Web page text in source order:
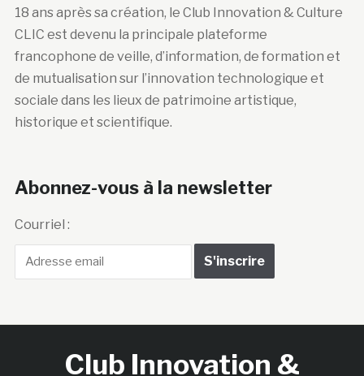
18 ans après sa création, le Club Innovation & Culture
CLIC est devenu la principale plateforme
francophone de veille, d’information, de formation et
de mutualisation sur l’innovation technologique et
sociale dans les lieux de patrimoine artistique,
historique et scientifique.
Abonnez-vous à la newsletter
Courriel :
Club Innovation &